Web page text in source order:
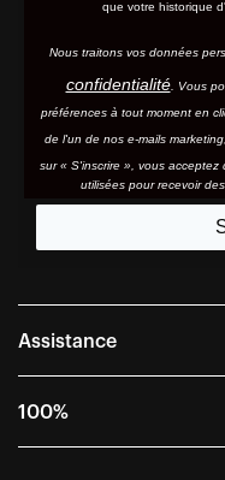
que votre historique
Nous traitons vos données
confidentialité. Vous
préférences à tout moment en
de l'un de nos e-mails
sur « S'inscrire », vous
utilisées pour recevoir
Assistance
Foire aux questions
100%